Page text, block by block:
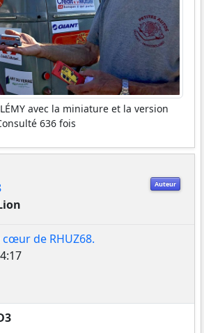
avec la miniature et la version
636 fois
Auteur
cœur de RHUZ68.